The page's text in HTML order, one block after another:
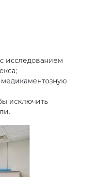
исследованием
исключить